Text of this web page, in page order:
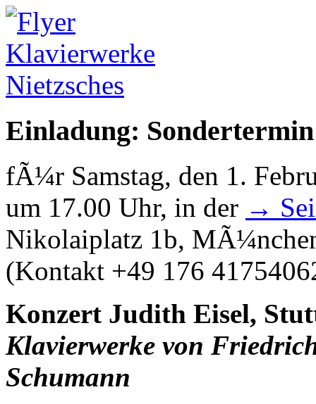
Einladung: Sondertermin
fÃ¼r Samstag, den 1.
um 17.00 Uhr, in der →
Nikolaiplatz 1b,
(Kontakt +49 176
Konzert Judith Eisel,
Klavierwerke von
Schumann